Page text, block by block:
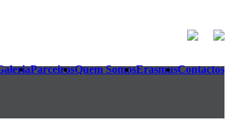
ParceirosQuem SomosErasmusContactos